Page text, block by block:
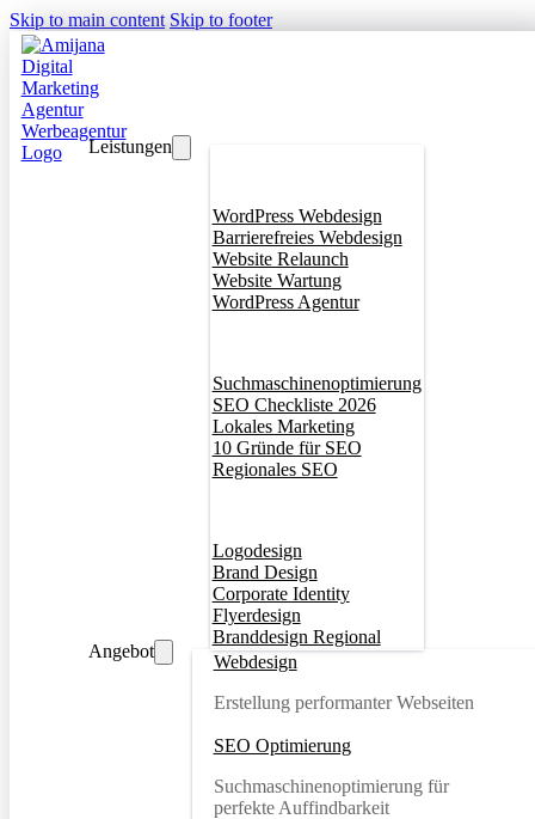
Skip to main content Skip to footer
Leistungen
WordPress Webdesign
Barrierefreies Webdesign
Website Relaunch
Website Wartung
WordPress Agentur
Suchmaschinenoptimierung
SEO Checkliste 2026
Lokales Marketing
10 Gründe für SEO
Regionales SEO
Logodesign
Brand Design
Corporate Identity
Flyerdesign
Branddesign Regional
Angebot
Webdesign
Erstellung performanter Webseiten
SEO Optimierung
Suchmaschinenoptimierung für
perfekte Auffindbarkeit